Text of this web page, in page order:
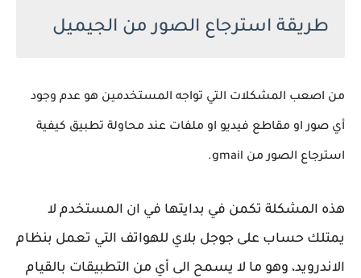
طريقة استرجاع الصور من الجيميل
من اصعب المشكلات التي تواجه المستخدمين هو عدم وجود
أي صور او مقاطع فيديو او ملفات عند محاولة تطبيق كيفية
استرجاع الصور من gmail.
هذه المشكلة تكمن في بدايتها في ان المستخدم لا
يمتلك حساب على جوجل بلاي للهواتف التي تعمل بنظام
الاندرويد، وهو ما لا يسمح الى أي من التطبيقات بالقيام